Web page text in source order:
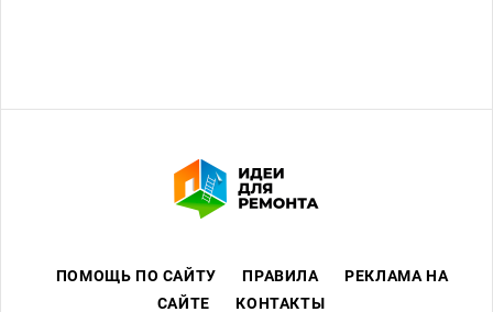
ПОМОЩЬ ПО САЙТУ ПРАВИЛА
РЕКЛАМА НА
САЙТЕ
КОНТАКТЫ